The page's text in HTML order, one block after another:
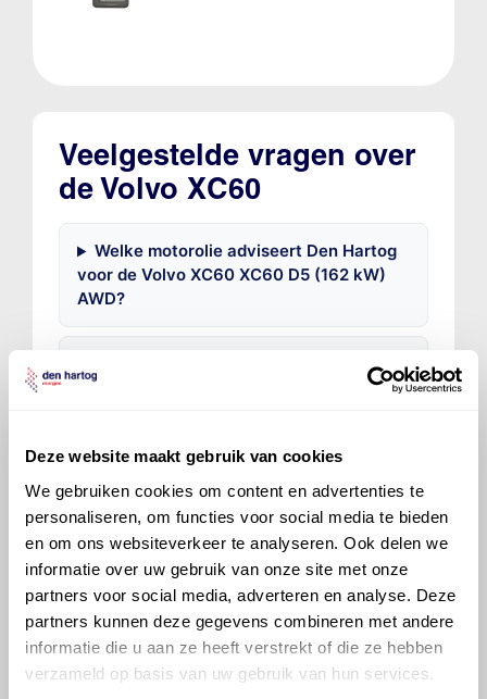
Deze website maakt gebruik van cookies
We gebruiken cookies om content en advertenties te
personaliseren, om functies voor social media te bieden
en om ons websiteverkeer te analyseren. Ook delen we
informatie over uw gebruik van onze site met onze
partners voor social media, adverteren en analyse. Deze
partners kunnen deze gegevens combineren met andere
informatie die u aan ze heeft verstrekt of die ze hebben
verzameld op basis van uw gebruik van hun services.
Veelgestelde vragen over
de Volvo XC60
Welke motorolie adviseert Den Hartog
voor de Volvo XC60 XC60 D5 (162 kW)
AWD?
Hoeveel motorolie gaat er in een Volvo
XC60?
Hoe vaak moet de motorolie ververst
Voor welke onderdelen van de Volvo
XC60 is productadvies beschikbaar?